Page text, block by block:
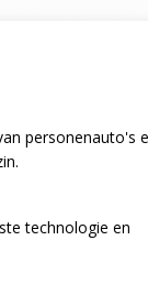
personenauto's
technologie en